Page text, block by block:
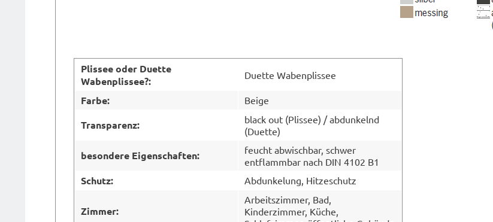
Plissee oder Duette
Wabenplissee?:
Duette Wabenplissee
Farbe: Beige
Transparenz:
black out (Plissee) / abdunkelnd
(Duette)
besondere Eigenschaften:
feucht abwischbar, schwer
entflammbar nach DIN 4102 B1
Schutz: Abdunkelung, Hitzeschutz
Zimmer:
Arbeitszimmer, Bad,
Kinderzimmer, Küche,